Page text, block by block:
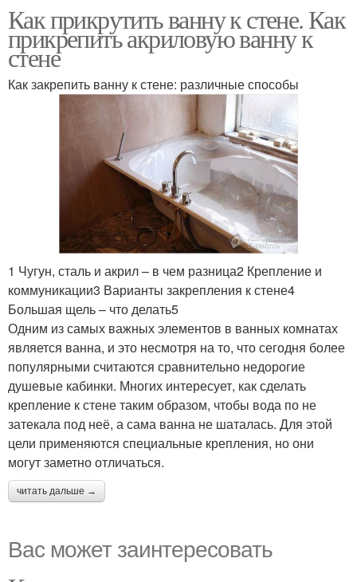
Как прикрутить ванну к стене. Как
прикрепить акриловую ванну к
стене
Как закрепить ванну к стене: различные способы
1 Чугун, сталь и акрил – в чем разница2 Крепление и
коммуникации3 Варианты закрепления к стене4
Большая щель – что делать5
Одним из самых важных элементов в ванных комнатах
является ванна, и это несмотря на то, что сегодня более
популярными считаются сравнительно недорогие
душевые кабинки. Многих интересует, как сделать
крепление к стене таким образом, чтобы вода по не
затекала под неё, а сама ванна не шаталась. Для этой
цели применяются специальные крепления, но они
могут заметно отличаться.
читать дальше →
Вас может заинтересовать